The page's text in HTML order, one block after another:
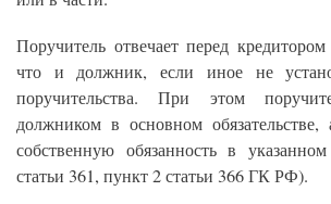
Поручитель отвечает перед
что и должник, если иное не
поручительства. При этом
должником в основном
собственную обязанность в
статьи 361, пункт 2 статьи 366 ГК РФ).